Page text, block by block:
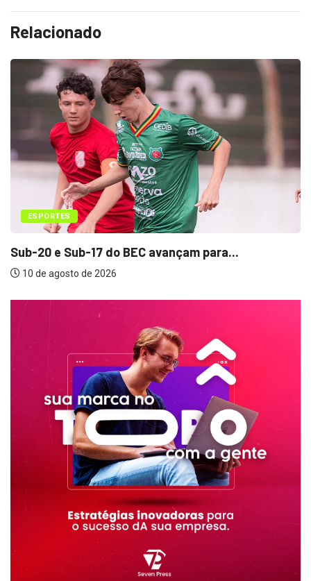
Relacionado
ESPORTES
Sub-20 e Sub-17 do BEC avançam para...
10 de agosto de 2026